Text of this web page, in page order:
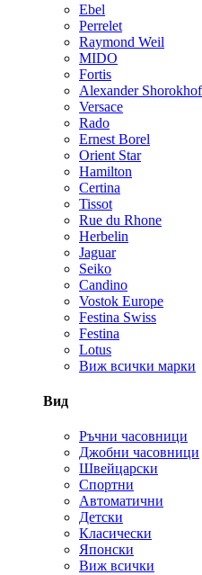
Ebel
Perrelet
Raymond Weil
MIDO
Fortis
Alexander
Versace
Rado
Ernest Borel
Orient Star
Hamilton
Certina
Tissot
Rue du Rhone
Herbelin
Jaguar
Seiko
Candino
Vostok Europe
Festina Swiss
Festina
Lotus
Виж всички марки
Вид
Ръчни часовници
Джобни часовници
Швейцарски
Спортни
Автоматични
Детски
Класически
Японски
Виж всички